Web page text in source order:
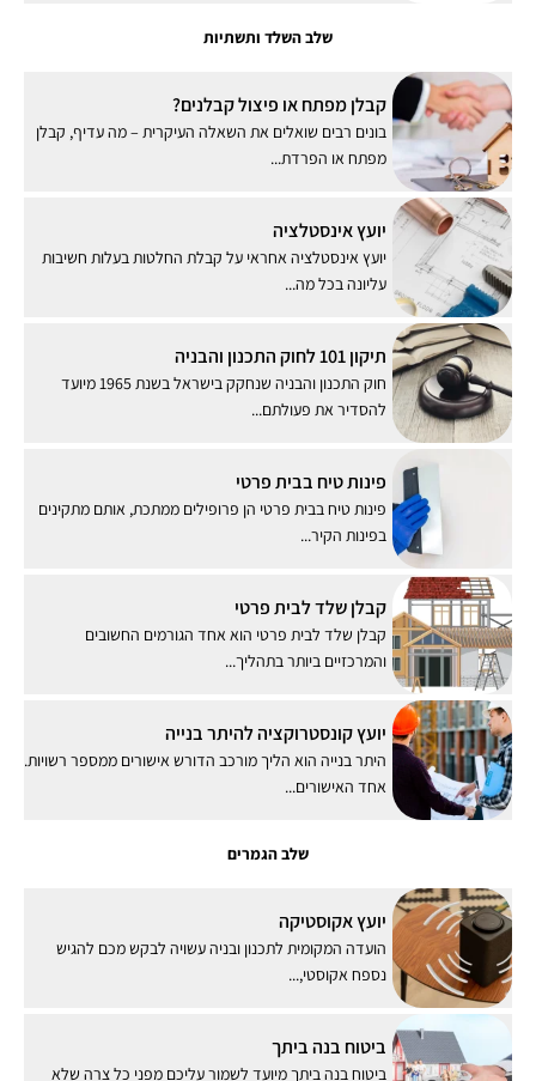
שלב השלד ותשתיות
קבלן מפתח או פיצול קבלנים?
בונים רבים שואלים את השאלה העיקרית – מה עדיף, קבלן
מפתח או הפרדת...
יועץ אינסטלציה
יועץ אינסטלציה אחראי על קבלת החלטות בעלות חשיבות
עליונה בכל מה...
תיקון 101 לחוק התכנון והבניה
חוק התכנון והבניה שנחקק בישראל בשנת 1965 מיועד
להסדיר את פעולתם...
פינות טיח בבית פרטי
פינות טיח בבית פרטי הן פרופילים ממתכת, אותם מתקינים
בפינות הקיר...
קבלן שלד לבית פרטי
קבלן שלד לבית פרטי הוא אחד הגורמים החשובים
והמרכזיים ביותר בתהליך...
יועץ קונסטרוקציה להיתר בנייה
היתר בנייה הוא הליך מורכב הדורש אישורים ממספר רשויות.
אחד האישורים...
שלב הגמרים
יועץ אקוסטיקה
הועדה המקומית לתכנון ובניה עשויה לבקש מכם להגיש
נספח אקוסטי,...
ביטוח בנה ביתך
ביטוח בנה ביתך מיועד לשמור עליכם מפני כל צרה שלא